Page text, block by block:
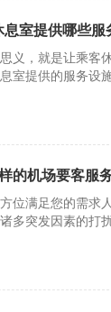
室提供哪些服
义，就是让乘客
室提供的服务设
的机场要客服
位满足您的需求
多突发因素的打